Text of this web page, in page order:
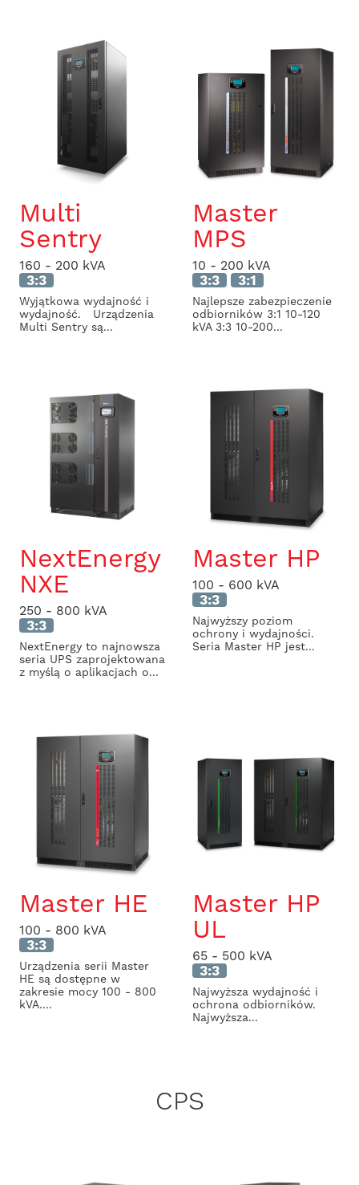
Multi
Sentry
160 - 200 kVA
3:3
Wyjątkowa wydajność i
wydajność. Urządzenia
Multi Sentry są...
Master
MPS
10 - 200 kVA
3:3 3:1
Najlepsze zabezpieczenie
odbiorników 3:1 10-120
kVA 3:3 10-200...
NextEnergy
NXE
250 - 800 kVA
3:3
NextEnergy to najnowsza
seria UPS zaprojektowana
z myślą o aplikacjach o...
Master HP
100 - 600 kVA
3:3
Najwyższy poziom
ochrony i wydajności.
Seria Master HP jest...
Master HE
100 - 800 kVA
3:3
Urządzenia serii Master
HE są dostępne w
zakresie mocy 100 - 800
kVA....
Master HP
UL
65 - 500 kVA
3:3
Najwyższa wydajność i
ochrona odbiorników.
Najwyższa...
CPS